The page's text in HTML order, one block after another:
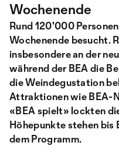
Wochenende
Rund 120'000
Wochenende besucht.
insbesondere an der
während der BEA die
die Weindegustation
Attraktionen wie BEA-
«BEA spielt» lockten
Höhepunkte stehen bis
dem Programm.